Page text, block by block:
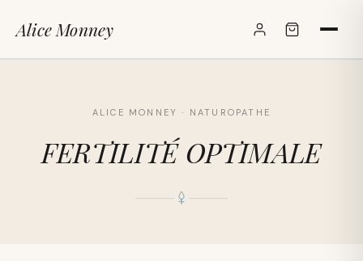
Alice Monney
ALICE MONNEY · NATUROPATHE
FERTILITÉ OPTIMALE